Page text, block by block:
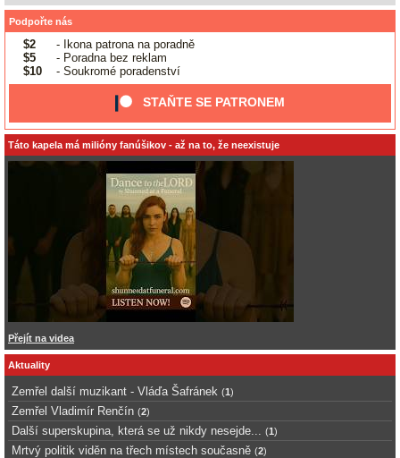
Podpořte nás
$2
- Ikona patrona na poradně
$5
- Poradna bez reklam
$10
- Soukromé poradenství
STAŇTE SE PATRONEM
Táto kapela má milióny fanúšikov - až na to, že neexistuje
Přejít na videa
Aktuality
Zemřel další muzikant - Vláďa Šafránek (1)
Zemřel Vladimír Renčín (2)
Další superskupina, která se už nikdy nesejde... (1)
Mrtvý politik viděn na třech místech současně (2)